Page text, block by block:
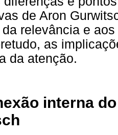
de Aron
relevância e
as
da atenção.
interna